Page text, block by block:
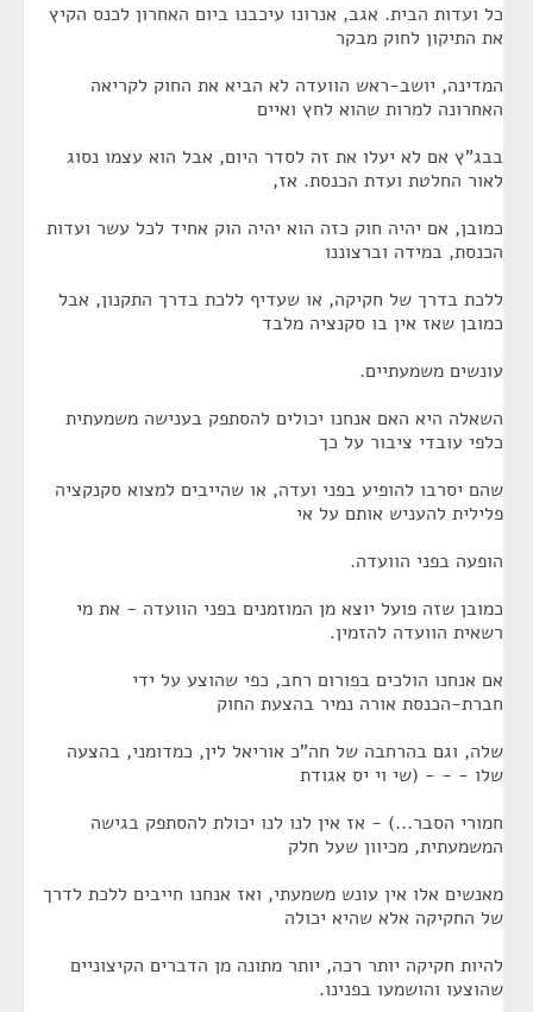
כל ועדות הבית. אגב, אנרונו עיכבנו ביום האחרון לכנס הקיץ
את התיקון לחוק מבקר
המדינה, יושב-ראש הוועדה לא הביא את החוק לקריאה
האחרונה למרות שהוא לחץ ואיים
בבג"ץ אם לא יעלו את זה לסדר היום, אבל הוא עצמו נסוג
לאור החלטת ועדת הכנסת. אז,
כמובן, אם יהיה חוק כזה הוא יהיה הוק אחיד לכל עשר ועדות
הכנסת, במידה וברצוננו
ללכת בדרך של חקיקה, או שעדיף ללכת בדרך התקנון, אבל
כמובן שאז אין בו סקנציה מלבד
עונשים משמעתיים.
השאלה היא האם אנחנו יכולים להסתפק בענישה משמעתית
כלפי עובדי ציבור על כך
שהם יסרבו להופיע בפני ועדה, או שהייבים למצוא סקנקציה
פלילית להעניש אותם על אי
הופעה בפני הוועדה.
כמובן שזה פועל יוצא מן המוזמנים בפני הוועדה - את מי
רשאית הוועדה להזמין.
אם אנחנו הולכים בפורום רחב, כפי שהוצע על ידי
חברת-הכנסת אורה נמיר בהצעת החוק
שלה, וגם בהרחבה של חה"כ אוריאל לין, כמדומני, בהצעה
שלו - - - (שי וי יס אגודת
חמורי הסבר...) - אז אין לנו לנו יכולת להסתפק בגישה
המשמעתית, מכיוון שעל חלק
מאנשים אלו אין עונש משמעתי, ואז אנחנו חייבים ללכת לדרך
של החקיקה אלא שהיא יכולה
להיות חקיקה יותר רכה, יותר מתונה מן הדברים הקיצוניים
שהוצעו והושמעו בפנינו.